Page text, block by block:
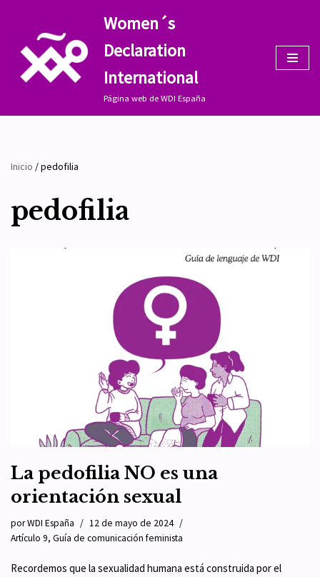
contenido
Women´s
Declaration
International
Página web de WDI España
Inicio /pedofilia
pedofilia
La pedofilia NO es una
orientación sexual
porWDI España
12 de mayo de 2024
Artículo 9, Guía de comunicación feminista
Recordemos que la sexualidad humana está construida por el